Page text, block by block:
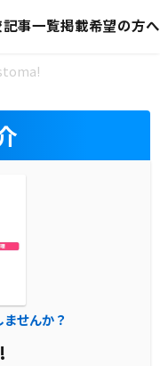
記事一覧掲載希望の方へ
せんか？